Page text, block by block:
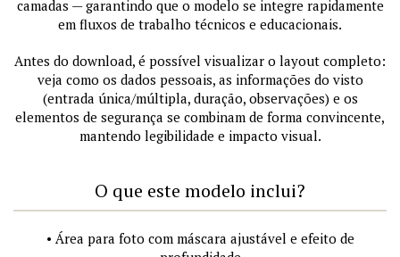
camadas — garantindo que o modelo se integre rapidamente
em fluxos de trabalho técnicos e educacionais.
Antes do download, é possível visualizar o layout completo:
veja como os dados pessoais, as informações do visto
(entrada única/múltipla, duração, observações) e os
elementos de segurança se combinam de forma convincente,
mantendo legibilidade e impacto visual.
O que este modelo inclui?
• Área para foto com máscara ajustável e efeito de